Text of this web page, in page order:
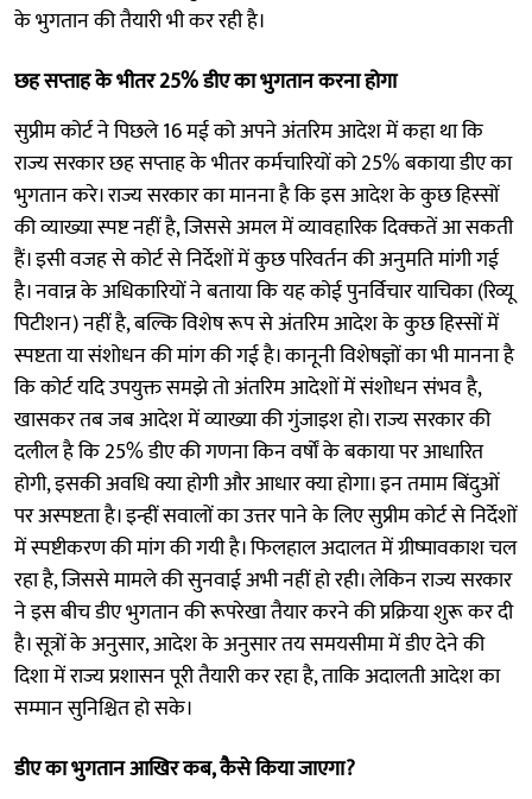
के भुगतान की तैयारी भी कर रही है।
छह सप्ताह के भीतर 25% डीए का भुगतान करना होगा
सुप्रीम कोर्ट ने पिछले 16 मई को अपने अंतरिम आदेश में कहा था कि
राज्य सरकार छह सप्ताह के भीतर कर्मचारियों को 25% बकाया डीए का
भुगतान करे। राज्य सरकार का मानना है कि इस आदेश के कुछ हिस्सों
की व्याख्या स्पष्ट नहीं है, जिससे अमल में व्यावहारिक दिक्कतें आ सकती
हैं। इसी वजह से कोर्ट से निर्देशों में कुछ परिवर्तन की अनुमति मांगी गई
है। नवान्न के अधिकारियों ने बताया कि यह कोई पुनर्विचार याचिका (रिव्यू
पिटीशन) नहीं है, बल्कि विशेष रूप से अंतरिम आदेश के कुछ हिस्सों में
स्पष्टता या संशोधन की मांग की गई है। कानूनी विशेषज्ञों का भी मानना है
कि कोर्ट यदि उपयुक्त समझे तो अंतरिम आदेशों में संशोधन संभव है,
खासकर तब जब आदेश में व्याख्या की गुंजाइश हो। राज्य सरकार की
दलील है कि 25% डीए की गणना किन वर्षों के बकाया पर आधारित
होगी, इसकी अवधि क्या होगी और आधार क्या होगा। इन तमाम बिंदुओं
पर अस्पष्टता है। इन्हीं सवालों का उत्तर पाने के लिए सुप्रीम कोर्ट से निर्देशों
में स्पष्टीकरण की मांग की गयी है। फिलहाल अदालत में ग्रीष्मावकाश चल
रहा है, जिससे मामले की सुनवाई अभी नहीं हो रही। लेकिन राज्य सरकार
ने इस बीच डीए भुगतान की रूपरेखा तैयार करने की प्रक्रिया शुरू कर दी
है। सूत्रों के अनुसार, आदेश के अनुसार तय समयसीमा में डीए देने की
दिशा में राज्य प्रशासन पूरी तैयारी कर रहा है, ताकि अदालती आदेश का
सम्मान सुनिश्चित हो सके।
डीए का भुगतान आखिर कब, कैसे किया जाएगा?